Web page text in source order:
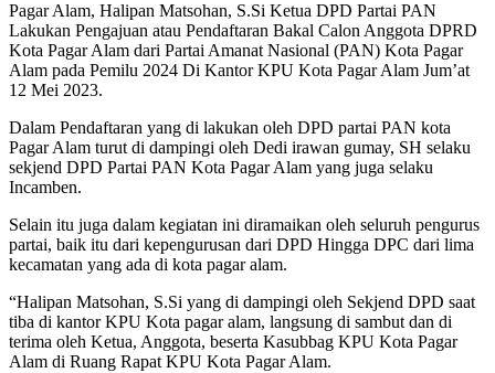
Pagar Alam, Halipan Matsohan, S.Si Ketua DPD Partai PAN
Lakukan Pengajuan atau Pendaftaran Bakal Calon Anggota DPRD
Kota Pagar Alam dari Partai Amanat Nasional (PAN) Kota Pagar
Alam pada Pemilu 2024 Di Kantor KPU Kota Pagar Alam Jum’at
12 Mei 2023.
Dalam Pendaftaran yang di lakukan oleh DPD partai PAN kota
Pagar Alam turut di dampingi oleh Dedi irawan gumay, SH selaku
sekjend DPD Partai PAN Kota Pagar Alam yang juga selaku
Incamben.
Selain itu juga dalam kegiatan ini diramaikan oleh seluruh pengurus
partai, baik itu dari kepengurusan dari DPD Hingga DPC dari lima
kecamatan yang ada di kota pagar alam.
“Halipan Matsohan, S.Si yang di dampingi oleh Sekjend DPD saat
tiba di kantor KPU Kota pagar alam, langsung di sambut dan di
terima oleh Ketua, Anggota, beserta Kasubbag KPU Kota Pagar
Alam di Ruang Rapat KPU Kota Pagar Alam.